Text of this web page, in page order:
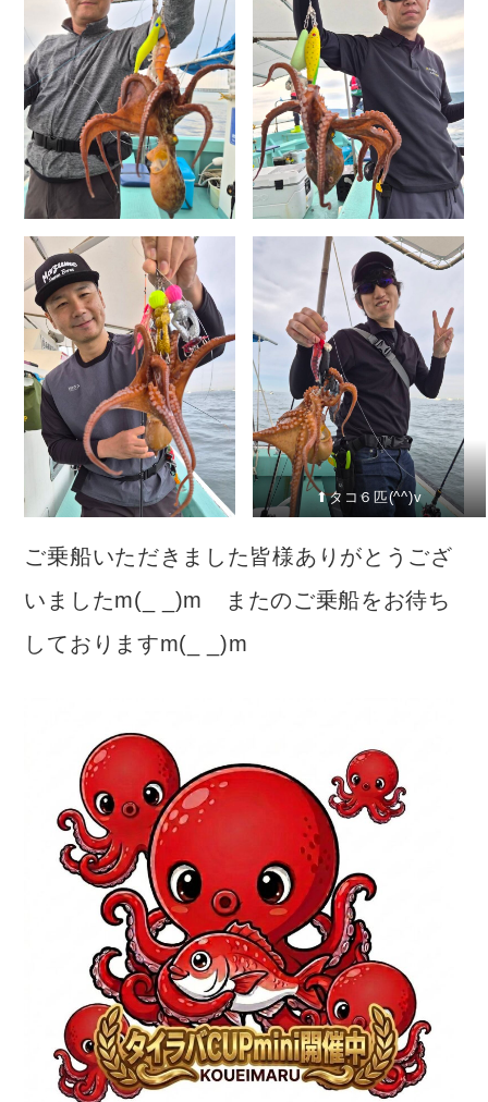
⬆︎タコ６匹(^^)v
ご乗船いただきました皆様ありがとうござ
いましたm(_ _)m またのご乗船をお待ち
しておりますm(_ _)m